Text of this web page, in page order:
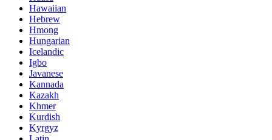
Hawaiian
Hebrew
Hmong
Hungarian
Icelandic
Igbo
Javanese
Kannada
Kazakh
Khmer
Kurdish
Kyrgyz